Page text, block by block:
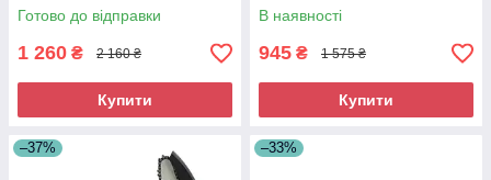
Готово до відправки
1 260 ₴ 2 160 ₴
Купити
В наявності
945 ₴ 1 575 ₴
Купити
–37% –33%